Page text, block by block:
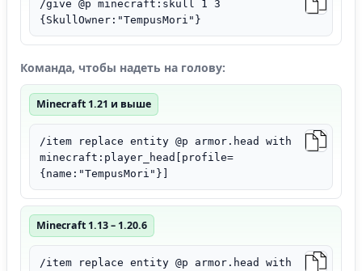
/give @p minecraft:skull 1 3
{SkullOwner:"TempusMori"}
Команда, чтобы надеть на голову:
Minecraft 1.21 и выше
/item replace entity @p armor.head with
minecraft:player_head[profile=
{name:"TempusMori"}]
Minecraft 1.13 – 1.20.6
/item replace entity @p armor.head with